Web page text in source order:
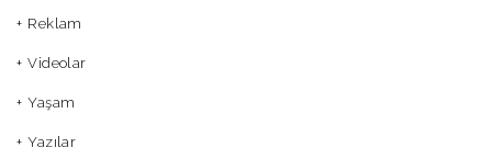
Reklam
Videolar
Yaşam
Yazılar